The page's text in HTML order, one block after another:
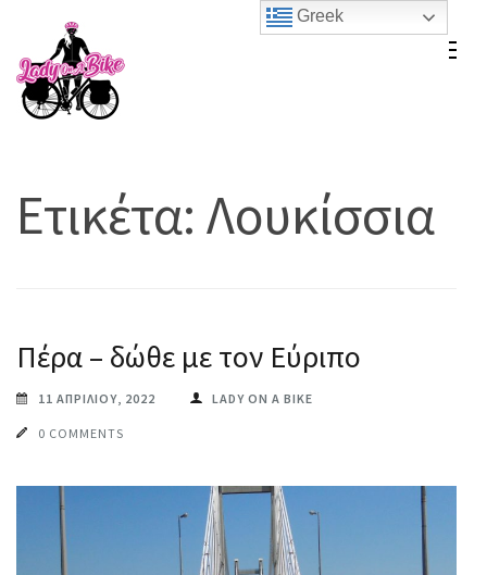
content
(Press
Ετικέτα: Λουκίσσια
Πέρα – δώθε με τον Εύριπο
11 ΑΠΡΙΛΊΟΥ, 2022 LADY ON A BIKE
0 COMMENTS
Greek